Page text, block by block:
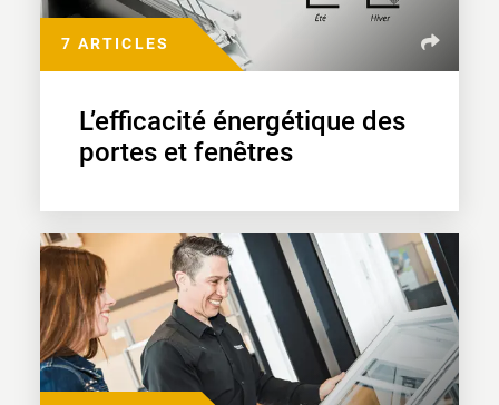
7 ARTICLES
L’efficacité énergétique des
portes et fenêtres